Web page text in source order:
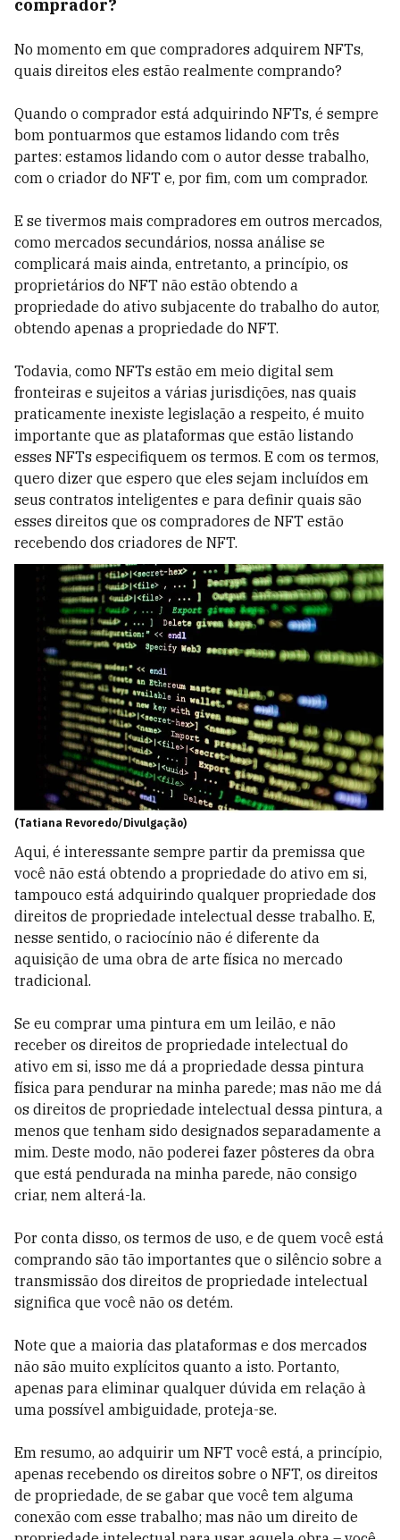
comprador?
No momento em que compradores adquirem NFTs,
quais direitos eles estão realmente comprando?
Quando o comprador está adquirindo NFTs, é sempre
bom pontuarmos que estamos lidando com três
partes: estamos lidando com o autor desse trabalho,
com o criador do NFT e, por fim, com um comprador.
E se tivermos mais compradores em outros mercados,
como mercados secundários, nossa análise se
complicará mais ainda, entretanto, a princípio, os
proprietários do NFT não estão obtendo a
propriedade do ativo subjacente do trabalho do autor,
obtendo apenas a propriedade do NFT.
Todavia, como NFTs estão em meio digital sem
fronteiras e sujeitos a várias jurisdições, nas quais
praticamente inexiste legislação a respeito, é muito
importante que as plataformas que estão listando
esses NFTs especifiquem os termos. E com os termos,
quero dizer que espero que eles sejam incluídos em
seus contratos inteligentes e para definir quais são
esses direitos que os compradores de NFT estão
recebendo dos criadores de NFT.
(Tatiana Revoredo/Divulgação)
Aqui, é interessante sempre partir da premissa que
você não está obtendo a propriedade do ativo em si,
tampouco está adquirindo qualquer propriedade dos
direitos de propriedade intelectual desse trabalho. E,
nesse sentido, o raciocínio não é diferente da
aquisição de uma obra de arte física no mercado
tradicional.
Se eu comprar uma pintura em um leilão, e não
receber os direitos de propriedade intelectual do
ativo em si, isso me dá a propriedade dessa pintura
física para pendurar na minha parede; mas não me dá
os direitos de propriedade intelectual dessa pintura, a
menos que tenham sido designados separadamente a
mim. Deste modo, não poderei fazer pôsteres da obra
que está pendurada na minha parede, não consigo
criar, nem alterá-la.
Por conta disso, os termos de uso, e de quem você está
comprando são tão importantes que o silêncio sobre a
transmissão dos direitos de propriedade intelectual
significa que você não os detém.
Note que a maioria das plataformas e dos mercados
não são muito explícitos quanto a isto. Portanto,
apenas para eliminar qualquer dúvida em relação à
uma possível ambiguidade, proteja-se.
Em resumo, ao adquirir um NFT você está, a princípio,
apenas recebendo os direitos sobre o NFT, os direitos
de propriedade, de se gabar que você tem alguma
conexão com esse trabalho; mas não um direito de